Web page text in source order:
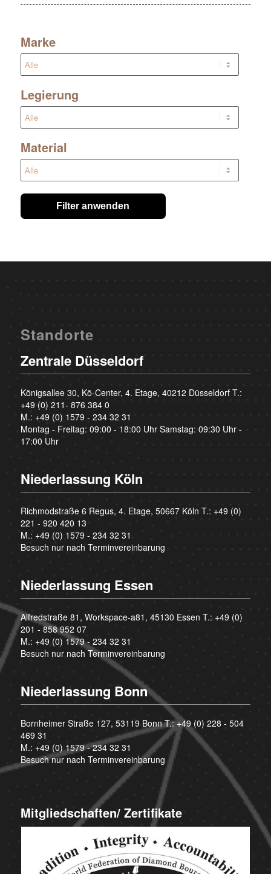
Marke
Legierung
Material
Filter anwenden
Standorte
Zentrale Düsseldorf
Königsallee 30, Kö-Center, 4. Etage, 40212 Düsseldorf T.:
+49 (0) 211- 876 384 0
M.: +49 (0) 1579 - 234 32 31
Montag - Freitag: 09:00 - 18:00 Uhr Samstag: 09:30 Uhr -
17:00 Uhr
Niederlassung Köln
Richmodstraße 6 Regus, 4. Etage, 50667 Köln T.: +49 (0)
221 - 920 420 13
M.: +49 (0) 1579 - 234 32 31
Besuch nur nach Terminvereinbarung
Niederlassung Essen
Alfredstraße 81, Workspace-a81, 45130 Essen T.: +49 (0)
201 - 858 952 07
M.: +49 (0) 1579 - 234 32 31
Besuch nur nach Terminvereinbarung
Niederlassung Bonn
Bornheimer Straße 127, 53119 Bonn T.:+49 (0) 228 - 504
469 31
M.: +49 (0) 1579 - 234 32 31
Besuch nur nach Terminvereinbarung
Mitgliedschaften/ Zertifikate